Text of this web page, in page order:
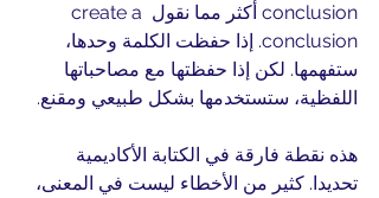
conclusion أكثر مما نقول create a
conclusion. إذا حفظت الكلمة وحدها،
ستفهمها. لكن إذا حفظتها مع مصاحباتها
اللفظية، ستستخدمها بشكل طبيعي ومقنع.
هذه نقطة فارقة في الكتابة الأكاديمية
تحديدا. كثير من الأخطاء ليست في المعنى،